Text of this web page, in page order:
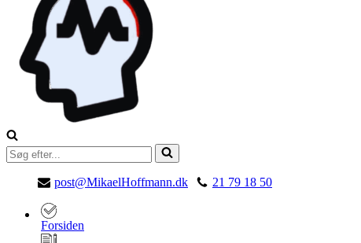
Søg
efter...
post@MikaelHoffmann.dk
21 79 18 50
Forsiden